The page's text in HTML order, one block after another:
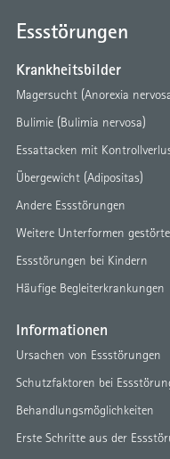
Essstörungen
Krankheitsbilder
Magersucht (Anorexia
Bulimie (Bulimia nervosa)
Essattacken mit
Übergewicht (Adipositas)
Andere Essstörungen
Weitere Unterformen
Essstörungen bei Kindern
Häufige Begleiterkrankungen
Informationen
Ursachen von Essstörungen
Schutzfaktoren bei
Behandlungsmöglichkeiten
Erste Schritte aus der